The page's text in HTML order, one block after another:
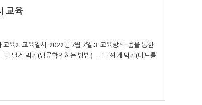
교육
육2. 교육일시: 2022년 7월 7일 3. 교육방식: 줌을 통한
달게 먹기(당류확인하는 방법) - 덜 짜게 먹기(나트륨